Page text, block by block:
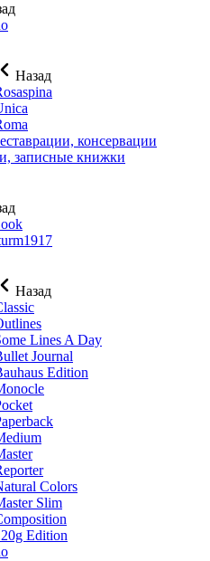
Назад
консервации
записные книжки
Назад
Lines A Day
Journal
Edition
Colors
Slim
Edition